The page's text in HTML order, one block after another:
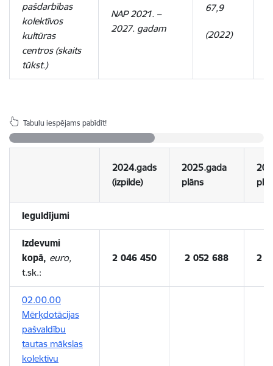
pašdarbības
kolektīvos
kultūras
centros (skaits
tūkst.)
NAP 2021. –
2027. gadam
67,9
(2022)
Tabulu iespējams pabīdīt!
2024.gads
(izpilde)
2025.gada
plāns
Ieguldījumi
Izdevumi
kopā, euro,
t.sk.:
2 046 450 2 052 688 2
02.00.00
Mērķdotācijas
pašvaldību
tautas mākslas
kolektīvu